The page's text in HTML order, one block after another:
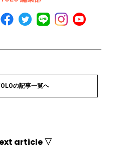
の記事一覧へ
article ▽